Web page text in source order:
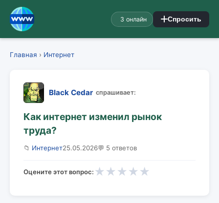
3 онлайн Спросить
Главная › Интернет
Black Cedar спрашивает:
Как интернет изменил рынок
труда?
📁 Интернет25.05.2026💬 5 ответов
Оцените этот вопрос: ★ ★ ★ ★ ★